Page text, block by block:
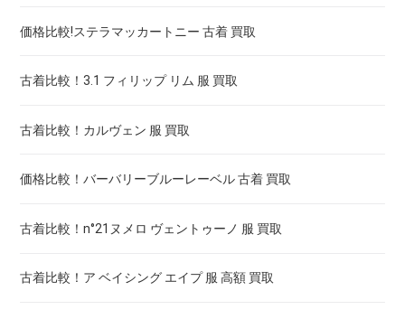
価格比較!ステラマッカートニー 古着 買取
古着比較！3.1 フィリップ リム 服 買取
古着比較！カルヴェン 服 買取
価格比較！バーバリーブルーレーベル 古着 買取
古着比較！n°21ヌメロ ヴェントゥーノ 服 買取
古着比較！ア ベイシング エイプ 服 高額 買取